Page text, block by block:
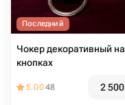
Последний
Чокер декоративный на
кнопках
5.0048 2 500